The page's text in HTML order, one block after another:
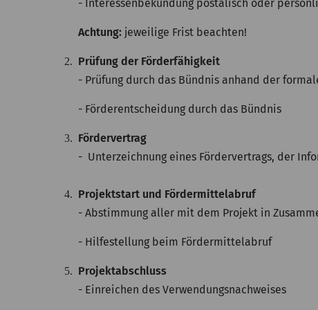
- Interessenbekundung postalisch oder
Achtung: jeweilige Frist beachten!
Prüfung der Förderfähigkeit
- Prüfung durch das Bündnis anhand der
- Förderentscheidung durch das Bündnis
Fördervertrag
- Unterzeichnung eines Fördervertrags, der
Projektstart und Fördermittelabruf
- Abstimmung aller mit dem Projekt in
- Hilfestellung beim Fördermittelabruf
Projektabschluss
- Einreichen des Verwendungsnachweises